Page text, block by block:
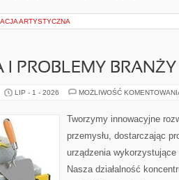
ARTYSTYCZNA
I PROBLEMY BRANŻY
LIP - 1 - 2026 MOŻLIWOŚĆ
Tworzymy innowacyjne
przemysłu, dostarczając
urządzenia
Nasza działalność